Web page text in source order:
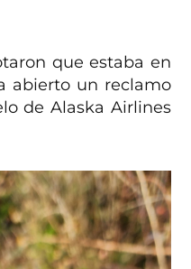
que estaba en
abierto un reclamo
de Alaska Airlines